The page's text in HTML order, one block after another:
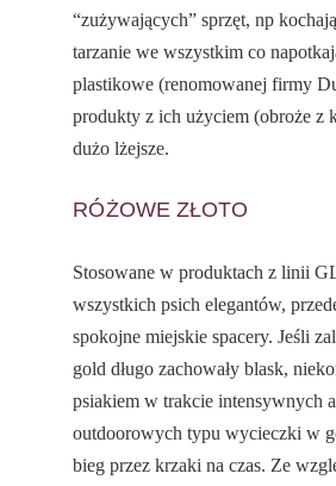
“zużywających” sprzęt, np
tarzanie we wszystkim co
plastikowe (renomowanej firmy
produkty z ich użyciem (obroże z
dużo lżejsze.
RÓŻOWE ZŁOTO
Stosowane w produktach z linii
wszystkich psich elegantów,
spokojne miejskie spacery. Jeśli
gold długo zachowały blask,
psiakiem w trakcie intensywnych
outdoorowych typu wycieczki w
bieg przez krzaki na czas. Ze